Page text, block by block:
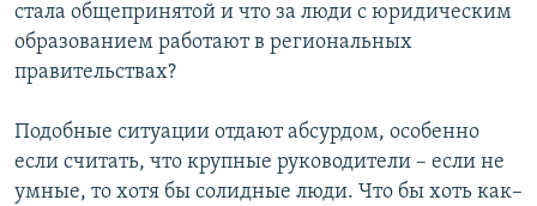
стала общепринятой и что за люди с юридическим
образованием работают в региональных
правительствах?
Подобные ситуации отдают абсурдом, особенно
если считать, что крупные руководители – если не
умные, то хотя бы солидные люди. Что бы хоть как–